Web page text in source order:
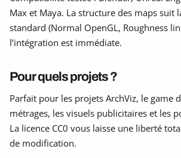
Max et Maya. La structure des maps suit
standard (Normal OpenGL, Roughness
l’intégration est immédiate.
Pour quels projets ?
Parfait pour les projets ArchViz, le game
métrages, les visuels publicitaires et les
La licence CC0 vous laisse une liberté
de modification.